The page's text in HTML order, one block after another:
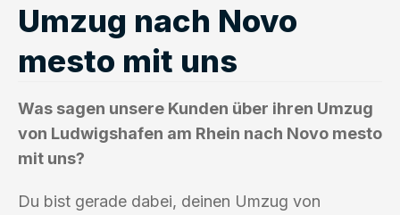
Umzug nach Novo
mesto mit uns
Was sagen unsere Kunden über ihren Umzug
von Ludwigshafen am Rhein nach Novo mesto
mit uns?
Du bist gerade dabei, deinen Umzug von